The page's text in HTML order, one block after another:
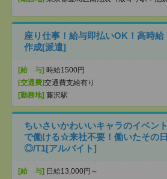
座り仕事！給与即払いOK！高時
作成[派遣]
[給 与] 時給1500円
[交通費]交通費支給有り
[勤務地] 藤沢駅
ちいさいかわいいキャラのイベン
で働ける☆来社不要！働いたその
◎/T1[アルバイト]
[給 与] 日給13,000円～